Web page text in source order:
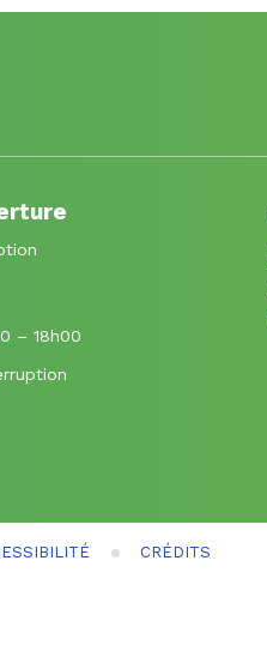
– 18h00
CRÉDITS